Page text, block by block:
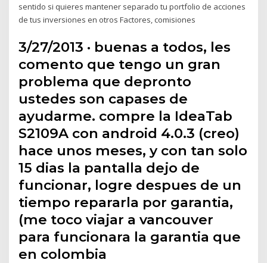
sentido si quieres mantener separado tu portfolio de acciones
de tus inversiones en otros Factores, comisiones
3/27/2013 · buenas a todos, les
comento que tengo un gran
problema que depronto
ustedes son capases de
ayudarme. compre la IdeaTab
S2109A con android 4.0.3 (creo)
hace unos meses, y con tan solo
15 dias la pantalla dejo de
funcionar, logre despues de un
tiempo repararla por garantia,
(me toco viajar a vancouver
para funcionara la garantia que
en colombia